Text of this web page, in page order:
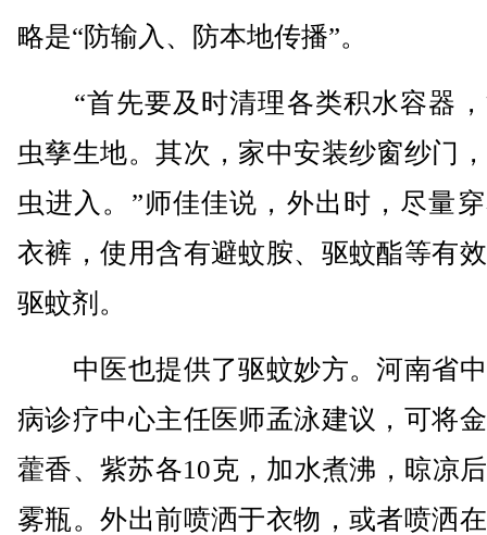
略是“防输入、防本地传播”。
“首先要及时清理各类积水容器，
虫孳生地。其次，家中安装纱窗纱门
虫进入。”师佳佳说，外出时，尽量
衣裤，使用含有避蚊胺、驱蚊酯等有
驱蚊剂。
中医也提供了驱蚊妙方。河南省
病诊疗中心主任医师孟泳建议，可将
藿香、紫苏各10克，加水煮沸，晾凉
雾瓶。外出前喷洒于衣物，或者喷洒